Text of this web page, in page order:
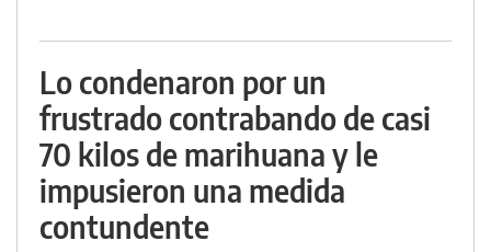
Lo condenaron por un
frustrado contrabando de casi
70 kilos de marihuana y le
impusieron una medida
contundente